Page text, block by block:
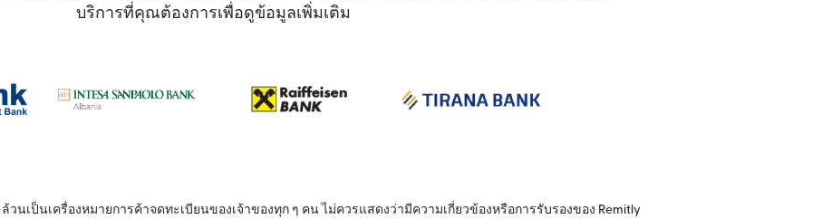
บริการที่คุณต้องการเพื่อดูข้อมูลเพิ่มเติม
วนเป็นเครื่องหมายการค้าจดทะเบียนของเจ้าของทุก ๆ คน ไม่ควรแสดงว่ามีความเกี่ยวข้องหรือการรับรองของ Remitly